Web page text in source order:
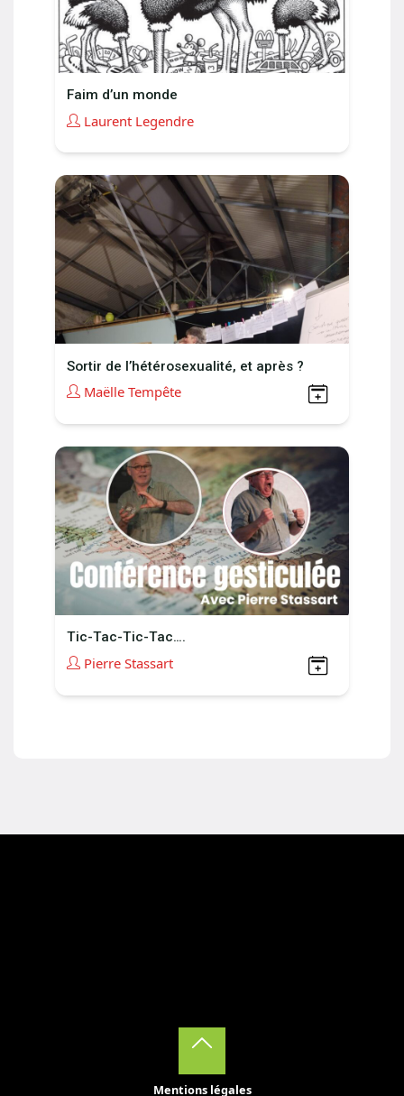
Faim d’un monde
Laurent Legendre
Sortir de l’hétérosexualité, et après ?
Maëlle Tempête
Tic-Tac-Tic-Tac….
Pierre Stassart
Mentions légales
Back